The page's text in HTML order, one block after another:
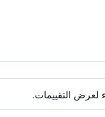
لعرض التقييمات.